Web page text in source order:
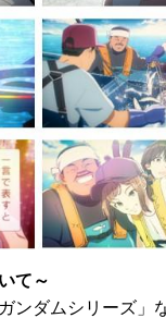
て～
ンダムシリーズ」